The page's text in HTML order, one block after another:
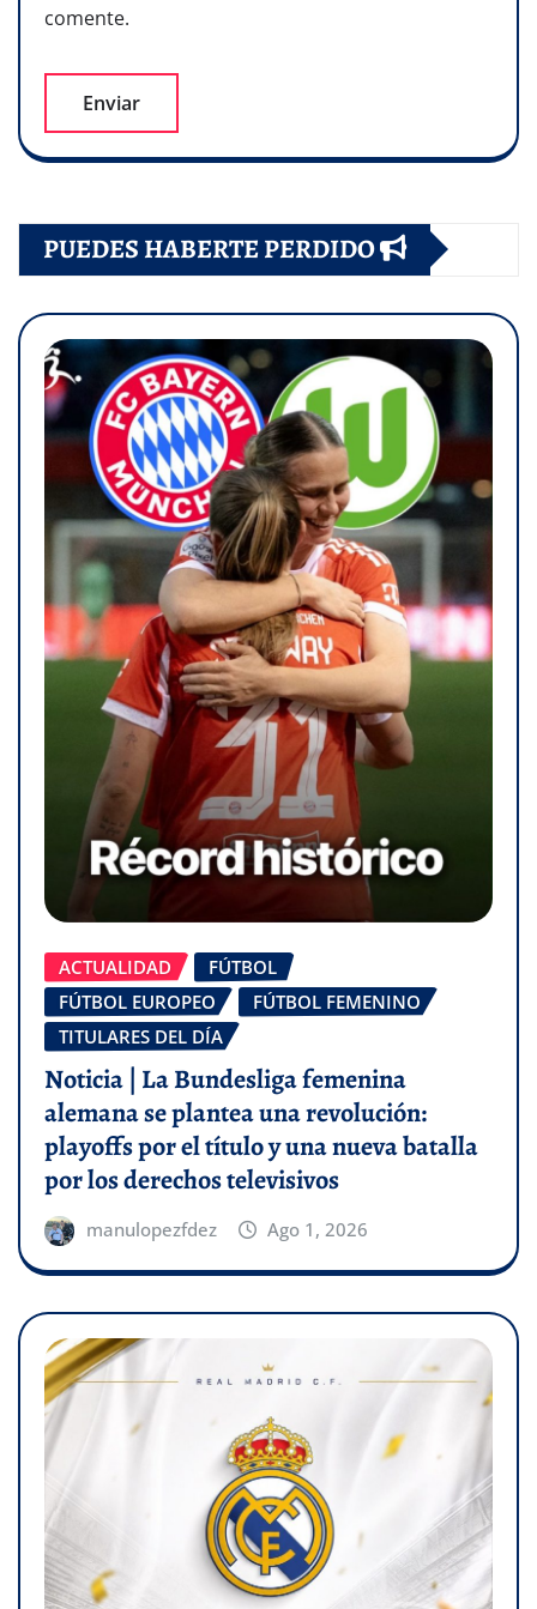
comente.
PUEDES HABERTE PERDIDO
ACTUALIDAD
FÚTBOL
FÚTBOL EUROPEO
FÚTBOL FEMENINO
TITULARES DEL DÍA
Noticia | La Bundesliga femenina
alemana se plantea una revolución:
playoffs por el título y una nueva batalla
por los derechos televisivos
manulopezfdez Ago 1, 2026